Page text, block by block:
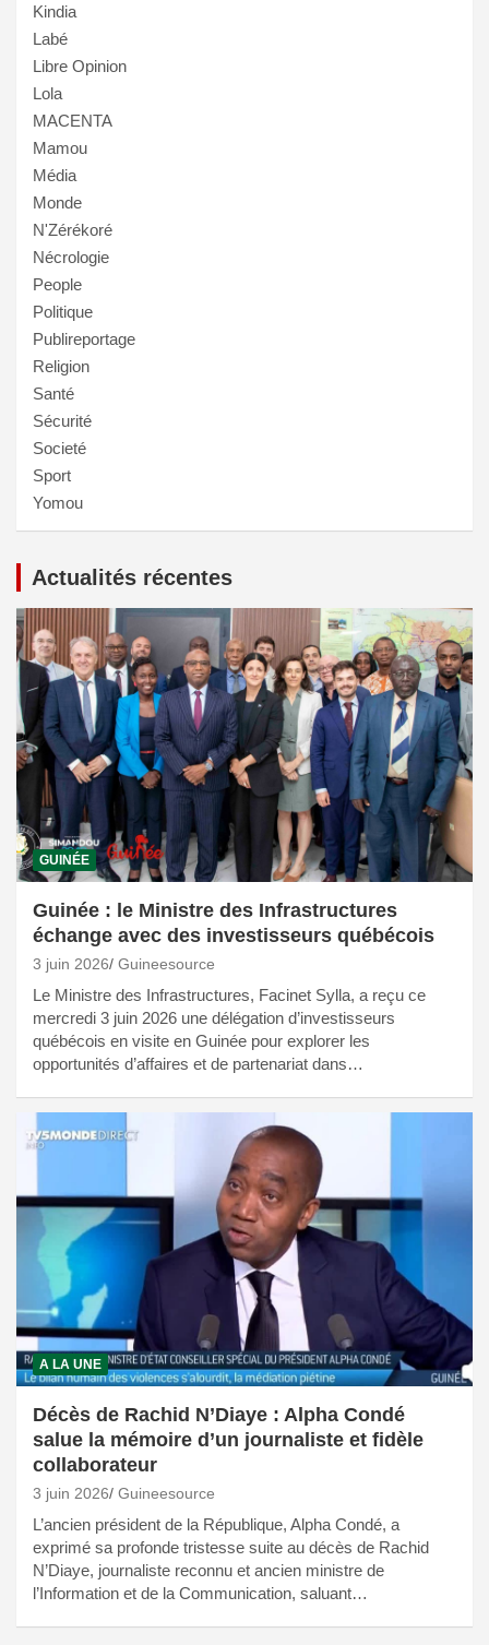
Kindia
Labé
Libre Opinion
Lola
MACENTA
Mamou
Média
Monde
N'Zérékoré
Nécrologie
People
Politique
Publireportage
Religion
Santé
Sécurité
Societé
Sport
Yomou
Actualités récentes
GUINÉE
Guinée : le Ministre des Infrastructures
échange avec des investisseurs québécois
3 juin 2026 Guineesource
Le Ministre des Infrastructures, Facinet Sylla, a reçu ce
mercredi 3 juin 2026 une délégation d’investisseurs
québécois en visite en Guinée pour explorer les
opportunités d’affaires et de partenariat dans…
A LA UNE
Décès de Rachid N’Diaye : Alpha Condé
salue la mémoire d’un journaliste et fidèle
collaborateur
3 juin 2026 Guineesource
L’ancien président de la République, Alpha Condé, a
exprimé sa profonde tristesse suite au décès de Rachid
N’Diaye, journaliste reconnu et ancien ministre de
l’Information et de la Communication, saluant…